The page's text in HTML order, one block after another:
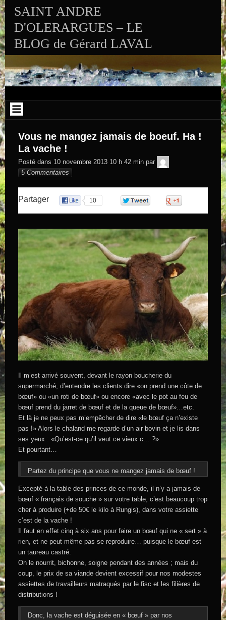
SAINT ANDRE
D'OLERARGUES – LE
BLOG de Gérard LAVAL
Vous ne mangez jamais de boeuf. Ha !
La vache !
Posté dans 10 novembre 2013 10 h 42 min par
5 Commentaires
Partager 10
Il m’est arrivé souvent, devant le rayon boucherie du
supermarché, d’entendre les clients dire «on prend une côte de
bœuf» ou «un roti de bœuf» ou encore «avec le pot au feu de
bœuf prend du jarret de bœuf et de la queue de bœuf»…etc.
Et là je ne peux pas m’empêcher de dire «le bœuf ça n’existe
pas !» Alors le chaland me regarde d’un air bovin et je lis dans
ses yeux : «Qu’est-ce qu’il veut ce vieux c… ?»
Et pourtant…
Partez du principe que vous ne mangez jamais de bœuf !
Excepté à la table des princes de ce monde, il n’y a jamais de
bœuf « français de souche » sur votre table, c’est beaucoup trop
cher à produire (+de 50€ le kilo à Rungis), dans votre assiette
c’est de la vache !
Il faut en effet cinq à six ans pour faire un bœuf qui ne « sert » à
rien, et ne peut même pas se reproduire… puisque le bœuf est
un taureau castré.
On le nourrit, bichonne, soigne pendant des années ; mais du
coup, le prix de sa viande devient excessif pour nos modestes
assiettes de travailleurs matraqués par le fisc et les filières de
distributions !
Donc, la vache est déguisée en « bœuf » par nos